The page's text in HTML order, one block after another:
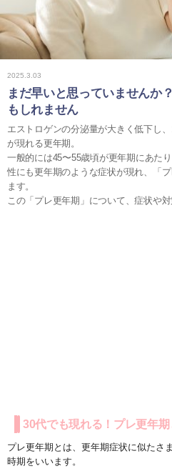
2025.3.03
まだ早いと思っていませんか
もしれません
エストロゲンの分泌量が大きく低下し
が現れる更年期。
一般的には45〜55歳頃が更年期にあた
性にも更年期のような症状が現れ、「
ます。
この「プレ更年期」について、症状や
30代でも現れる！プレ更年期
プレ更年期とは、更年期症状に似たさ
時期をいいます。